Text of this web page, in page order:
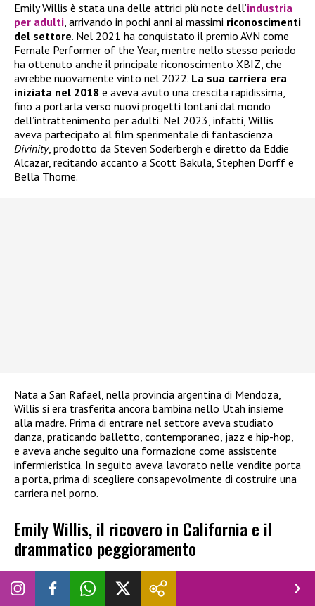
Emily Willis è stata una delle attrici più note dell’industria
per adulti, arrivando in pochi anni ai massimi riconoscimenti
del settore. Nel 2021 ha conquistato il premio AVN come
Female Performer of the Year, mentre nello stesso periodo
ha ottenuto anche il principale riconoscimento XBIZ, che
avrebbe nuovamente vinto nel 2022. La sua carriera era
iniziata nel 2018 e aveva avuto una crescita rapidissima,
fino a portarla verso nuovi progetti lontani dal mondo
dell’intrattenimento per adulti. Nel 2023, infatti, Willis
aveva partecipato al film sperimentale di fantascienza
Divinity, prodotto da Steven Soderbergh e diretto da Eddie
Alcazar, recitando accanto a Scott Bakula, Stephen Dorff e
Bella Thorne.
Nata a San Rafael, nella provincia argentina di Mendoza,
Willis si era trasferita ancora bambina nello Utah insieme
alla madre. Prima di entrare nel settore aveva studiato
danza, praticando balletto, contemporaneo, jazz e hip-hop,
e aveva anche seguito una formazione come assistente
infermieristica. In seguito aveva lavorato nelle vendite porta
a porta, prima di scegliere consapevolmente di costruire una
carriera nel porno.
Emily Willis, il ricovero in California e il
drammatico peggioramento